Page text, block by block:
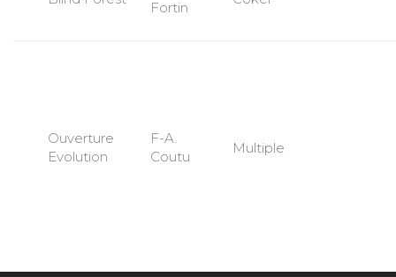
Fortin
Ouverture
Evolution
F-A.
Coutu
Multiple